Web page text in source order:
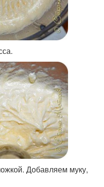
Добавляем муку,